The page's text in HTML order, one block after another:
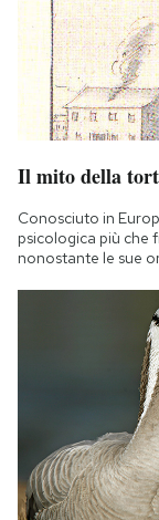
Il mito della
Conosciuto in
psicologica più che
nonostante le sue